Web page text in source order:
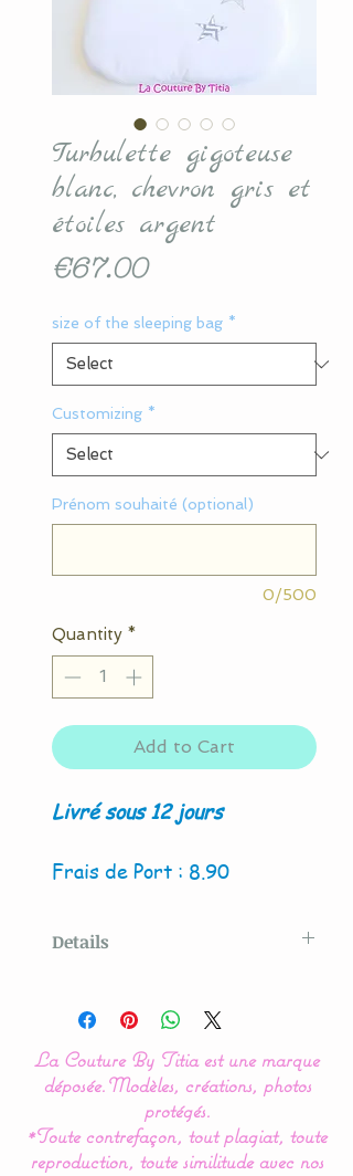
Turbulette gigoteuse
blanc, chevron gris et
étoiles argent
€67.00Price
size of the sleeping bag *
Customizing *
Prénom souhaité (optional)
0/500
Quantity *
Add to Cart
Livré sous 12 jours
Frais de Port : 8.90
Details
Couture By Titia
Nos modèles de turbulette,
gigoteuse sont
entièrement réalisés en
La Couture By Titia est une marque
déposée.Modèles, créations, photos
protégés.
*Toute contrefaçon, tout plagiat, toute
reproduction, toute similitude avec nos